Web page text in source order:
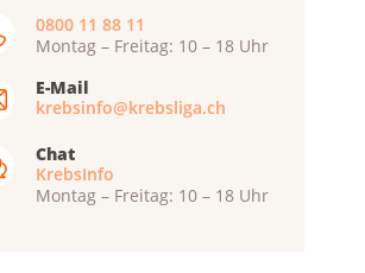
0800 11 88 11
Montag – Freitag: 10 – 18 Uhr
E-Mail
krebsinfo@krebsliga.ch
Chat
KrebsInfo
Montag – Freitag: 10 – 18 Uhr